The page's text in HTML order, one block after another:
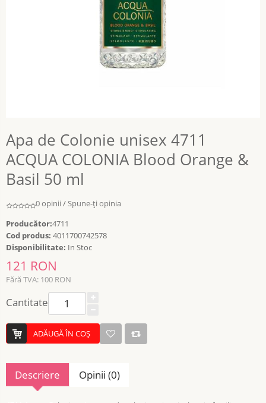
Apa de Colonie unisex 4711
ACQUA COLONIA Blood Orange &
Basil 50 ml
0 opinii /Spune-ţi opinia
Producător:4711
Cod produs: 4011700742578
Disponibilitate: In Stoc
121 RON
Fără TVA: 100 RON
Cantitate
ADĂUGĂ ÎN COŞ
Descriere Opinii (0)